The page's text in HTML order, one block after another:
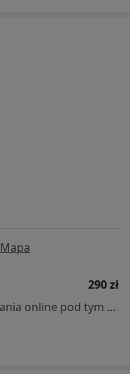
Mapa
290 zł
Specjalista nie oferuje umawiania online pod tym adresem.